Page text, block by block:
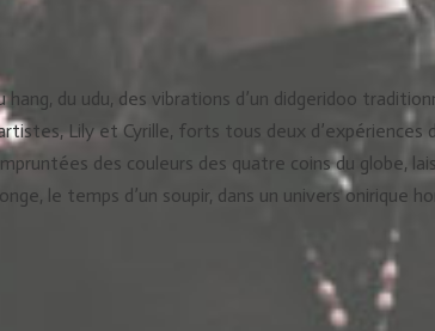
du udu, des vibrations d’un didgeridoo
Lily et Cyrille, forts tous deux
des couleurs des quatre coins du globe,
le temps d’un soupir, dans un univers onirique